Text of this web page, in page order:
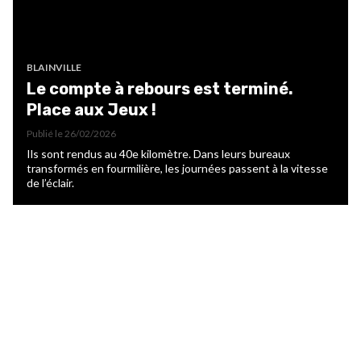
BLAINVILLE
Le compte à rebours est terminé.
Place aux Jeux !
Publié le26/02/2026
Ils sont rendus au 40e kilomètre. Dans leurs bureaux
transformés en fourmilière, les journées passent à la vitesse
de l’éclair.